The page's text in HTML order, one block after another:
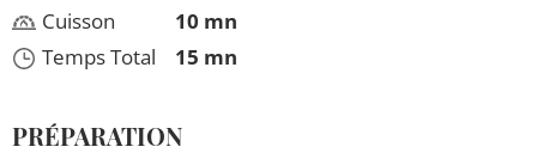
Cuisson
Temps Total
10 mn
15 mn
PRÉPARATION